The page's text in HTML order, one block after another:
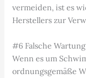
vermeiden, ist es
Herstellers zur
#6 Falsche
Wenn es um
ordnungsgemäße